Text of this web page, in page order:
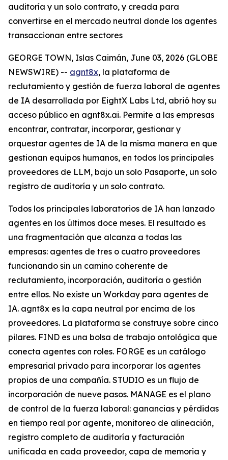
auditoría y un solo contrato, y creada para
convertirse en el mercado neutral donde los agentes
transaccionan entre sectores
GEORGE TOWN, Islas Caimán, June 03, 2026 (GLOBE
NEWSWIRE) -- agnt8x, la plataforma de
reclutamiento y gestión de fuerza laboral de agentes
de IA desarrollada por EightX Labs Ltd, abrió hoy su
acceso público en agnt8x.ai. Permite a las empresas
encontrar, contratar, incorporar, gestionar y
orquestar agentes de IA de la misma manera en que
gestionan equipos humanos, en todos los principales
proveedores de LLM, bajo un solo Pasaporte, un solo
registro de auditoría y un solo contrato.
Todos los principales laboratorios de IA han lanzado
agentes en los últimos doce meses. El resultado es
una fragmentación que alcanza a todas las
empresas: agentes de tres o cuatro proveedores
funcionando sin un camino coherente de
reclutamiento, incorporación, auditoría o gestión
entre ellos. No existe un Workday para agentes de
IA. agnt8x es la capa neutral por encima de los
proveedores. La plataforma se construye sobre cinco
pilares. FIND es una bolsa de trabajo ontológica que
conecta agentes con roles. FORGE es un catálogo
empresarial privado para incorporar los agentes
propios de una compañía. STUDIO es un flujo de
incorporación de nueve pasos. MANAGE es el plano
de control de la fuerza laboral: ganancias y pérdidas
en tiempo real por agente, monitoreo de alineación,
registro completo de auditoría y facturación
unificada en cada proveedor, capa de memoria y